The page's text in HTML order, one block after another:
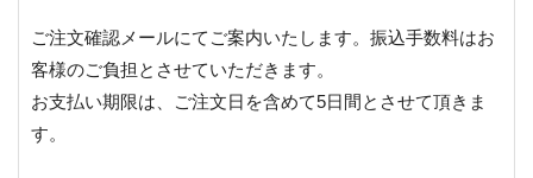
ご注文確認メールにてご案内いたします。振込手数料はお
客様のご負担とさせていただきます。
お支払い期限は、ご注文日を含めて5日間とさせて頂きま
す。